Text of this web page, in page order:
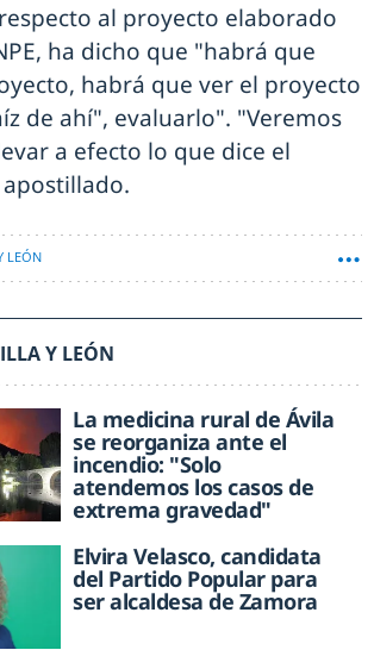
al proyecto elaborado
ha dicho que "habrá que
habrá que ver el proyecto
de ahí", evaluarlo". "Veremos
a efecto lo que dice el
LEÓN
Y LEÓN
La medicina rural de Ávila
se reorganiza ante el
incendio: "Solo
atendemos los casos de
extrema gravedad"
Elvira Velasco, candidata
del Partido Popular para
ser alcaldesa de Zamora